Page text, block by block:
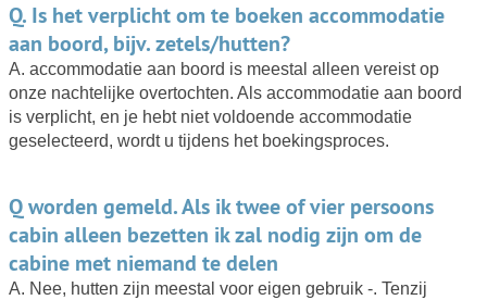
Q. Is het verplicht om te boeken accommodatie
aan boord, bijv. zetels/hutten?
A. accommodatie aan boord is meestal alleen vereist op
onze nachtelijke overtochten. Als accommodatie aan boord
is verplicht, en je hebt niet voldoende accommodatie
geselecteerd, wordt u tijdens het boekingsproces.
Q worden gemeld. Als ik twee of vier persoons
cabin alleen bezetten ik zal nodig zijn om de
cabine met niemand te delen
A. Nee, hutten zijn meestal voor eigen gebruik -. Tenzij